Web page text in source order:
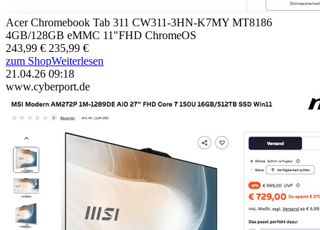
Acer Chromebook Tab 311 CW311-3HN-K7MY MT8186
4GB/128GB eMMC 11"FHD ChromeOS
243,99 € 235,99 €
zum ShopWeiterlesen
21.04.26 09:18
www.cyberport.de